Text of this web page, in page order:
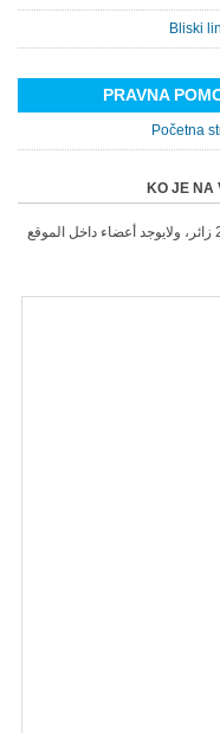
Bliski
PRAVNA
Početna
KO JE NA